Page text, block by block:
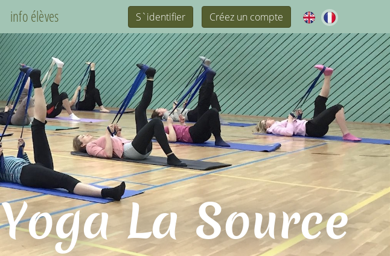
info élèves S`identifier Créez un compte
Yoga La Source